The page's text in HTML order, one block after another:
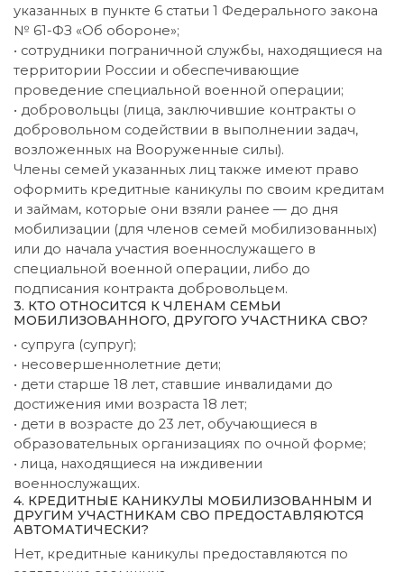
указанных в пункте 6 статьи 1 Федерального закона
№ 61-ФЗ «Об обороне»;
• сотрудники пограничной службы, находящиеся на
территории России и обеспечивающие
проведение специальной военной операции;
• добровольцы (лица, заключившие контракты о
добровольном содействии в выполнении задач,
возложенных на Вооруженные силы).
Члены семей указанных лиц также имеют право
оформить кредитные каникулы по своим кредитам
и займам, которые они взяли ранее — до дня
мобилизации (для членов семей мобилизованных)
или до начала участия военнослужащего в
специальной военной операции, либо до
подписания контракта добровольцем.
3. КТО ОТНОСИТСЯ К ЧЛЕНАМ СЕМЬИ
МОБИЛИЗОВАННОГО, ДРУГОГО УЧАСТНИКА СВО?
• супруга (супруг);
• несовершеннолетние дети;
• дети старше 18 лет, ставшие инвалидами до
достижения ими возраста 18 лет;
• дети в возрасте до 23 лет, обучающиеся в
образовательных организациях по очной форме;
• лица, находящиеся на иждивении
военнослужащих.
4. КРЕДИТНЫЕ КАНИКУЛЫ МОБИЛИЗОВАННЫМ И
ДРУГИМ УЧАСТНИКАМ СВО ПРЕДОСТАВЛЯЮТСЯ
АВТОМАТИЧЕСКИ?
Нет, кредитные каникулы предоставляются по